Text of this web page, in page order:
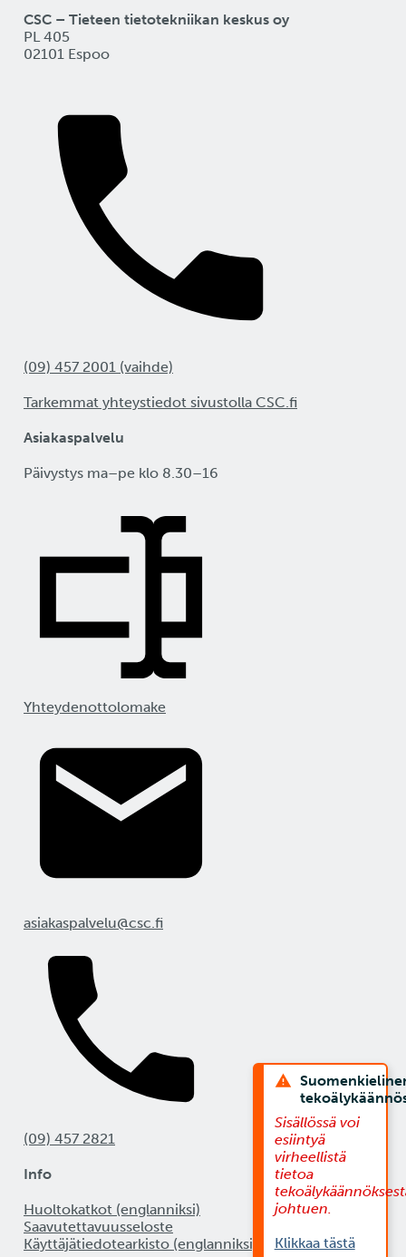
CSC – Tieteen tietotekniikan keskus oy
PL 405
02101 Espoo
(09) 457 2001 (vaihde)
Tarkemmat yhteystiedot sivustolla CSC.fi
Asiakaspalvelu
Päivystys ma–pe klo 8.30–16
Yhteydenottolomake
asiakaspalvelu@csc.fi
(09) 457 2821
Info
Huoltokatkot (englanniksi)
Saavutettavuusseloste
Käyttäjätiedotearkisto (englanniksi)
Sisällössä voi
esiintyä
virheellistä
tietoa
johtuen.
Klikkaa tästä